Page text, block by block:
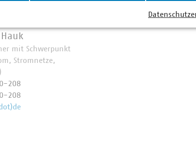
mit Schwerpunkt
Stromnetze,
208
208